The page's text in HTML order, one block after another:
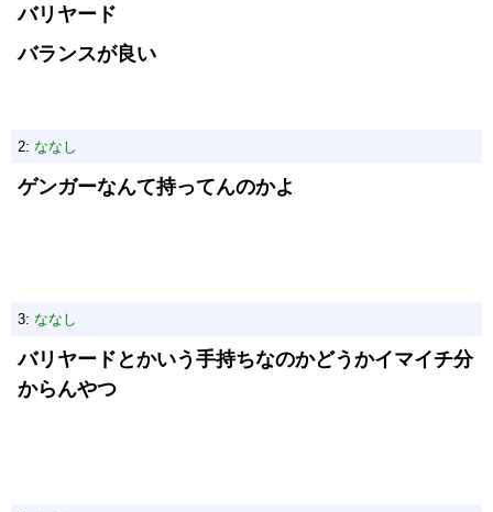
バリヤード
バランスが良い
2: ななし
ゲンガーなんて持ってんのかよ
3: ななし
バリヤードとかいう手持ちなのかどうかイマイチ分
からんやつ